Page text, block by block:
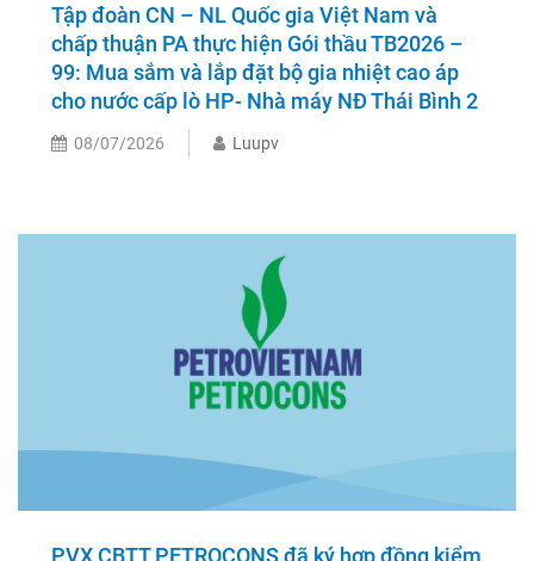
Tập đoàn CN – NL Quốc gia Việt Nam và
chấp thuận PA thực hiện Gói thầu TB2026 –
99: Mua sắm và lắp đặt bộ gia nhiệt cao áp
cho nước cấp lò HP- Nhà máy NĐ Thái Bình 2
08/07/2026 Luupv
PVX CBTT PETROCONS đã ký hợp đồng kiểm